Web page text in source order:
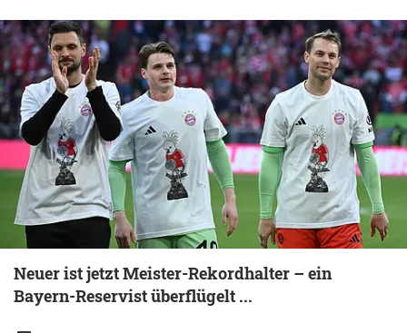
Neuer ist jetzt Meister-Rekordhalter – ein
Bayern-Reservist überflügelt ...